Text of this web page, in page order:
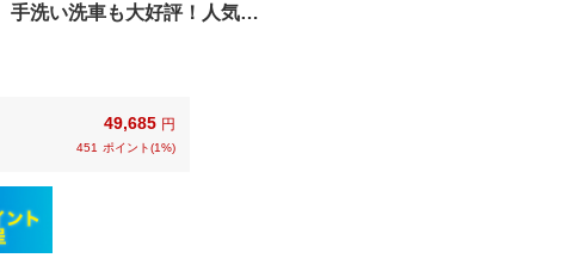
手洗い洗車も大好評！人気の
だけます。
49,685 円
451 ポイント(1%)